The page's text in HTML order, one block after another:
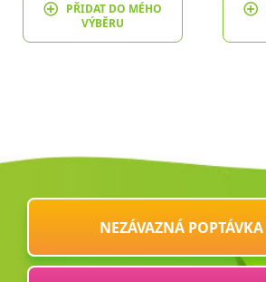
PŘIDAT DO MÉHO
VÝBĚRU
NEZÁVAZNÁ POPTÁVKA